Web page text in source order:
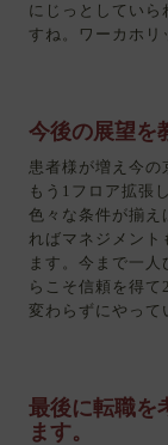
にじっとしていら
すね。ワーカホリ
今後の展望を
患者様が増え今
もう1フロア拡張
色々な条件が揃え
ればマネジメント
ます。今まで一
らこそ信頼を得
変わらずにやって
最後に転職を
ます。